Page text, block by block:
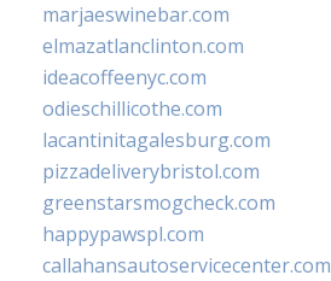
marjaeswinebar.com
elmazatlanclinton.com
ideacoffeenyc.com
odieschillicothe.com
lacantinitagalesburg.com
pizzadeliverybristol.com
greenstarsmogcheck.com
happypawspl.com
callahansautoservicecenter.com